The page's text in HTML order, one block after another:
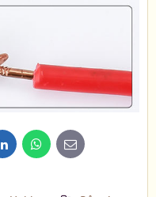
LinkedInWhatsApp
E-
mail